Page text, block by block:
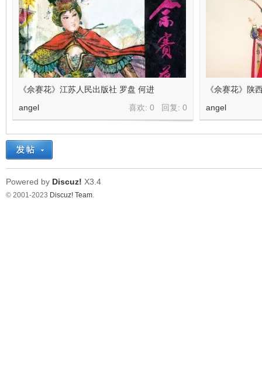
《佘赛花》江苏人民出版社 罗盘 何进
喜欢: 0 回复: 0
angel
《佘赛花》陕
angel
Powered by Discuz! X3.4
© 2001-2023 Discuz! Team.